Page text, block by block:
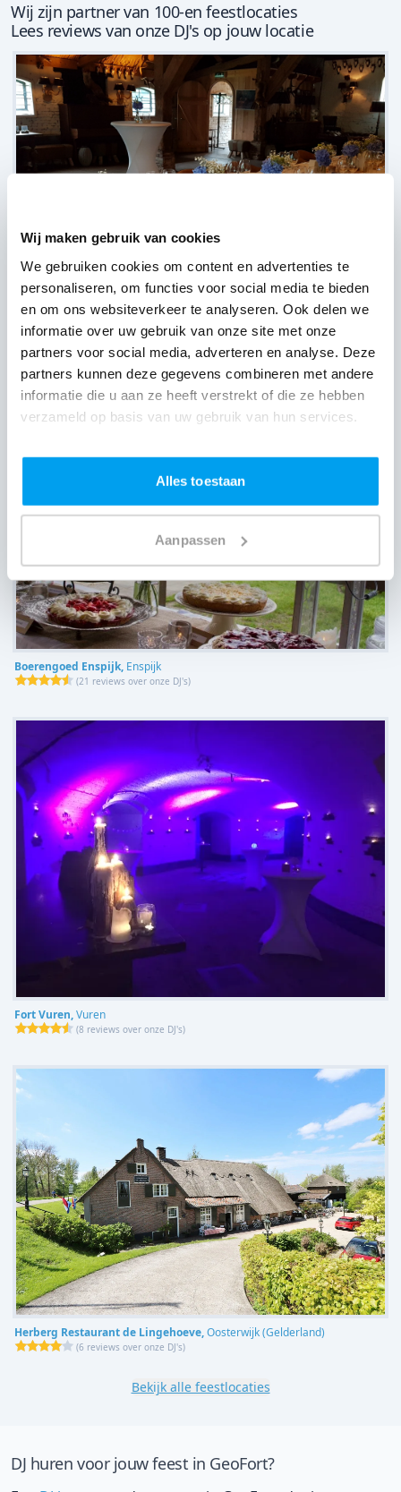
Wij maken gebruik van cookies
We gebruiken cookies om content en advertenties te
personaliseren, om functies voor social media te bieden
en om ons websiteverkeer te analyseren. Ook delen we
informatie over uw gebruik van onze site met onze
partners voor social media, adverteren en analyse. Deze
partners kunnen deze gegevens combineren met andere
informatie die u aan ze heeft verstrekt of die ze hebben
verzameld op basis van uw gebruik van hun services.
Alles toestaan
Aanpassen
Wij zijn partner van 100-en feestlocaties
Lees reviews van onze DJ's op jouw locatie
Landgoed Heerlijkheid Mariënwaerdt,Beesd
Boerengoed Enspijk, Enspijk
(21 reviews over onze DJ's)
Fort Vuren,Vuren
(8 reviews over onze DJ's)
Herberg Restaurant de Lingehoeve,Oosterwijk (Gelderland)
(6 reviews over onze DJ's)
Bekijk alle feestlocaties
DJ huren voor jouw feest in GeoFort?